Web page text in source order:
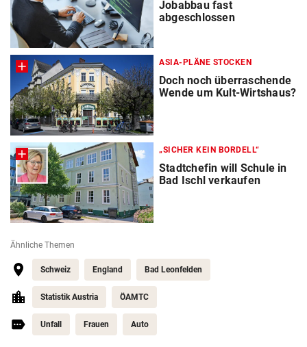
Jobabbau fast
abgeschlossen
ASIA-PLÄNE STOCKEN
Doch noch überraschende
Wende um Kult-Wirtshaus?
„SICHER KEIN BORDELL“
Stadtchefin will Schule in
Bad Ischl verkaufen
Ähnliche Themen
Schweiz England Bad Leonfelden
Statistik Austria ÖAMTC
Unfall Frauen Auto